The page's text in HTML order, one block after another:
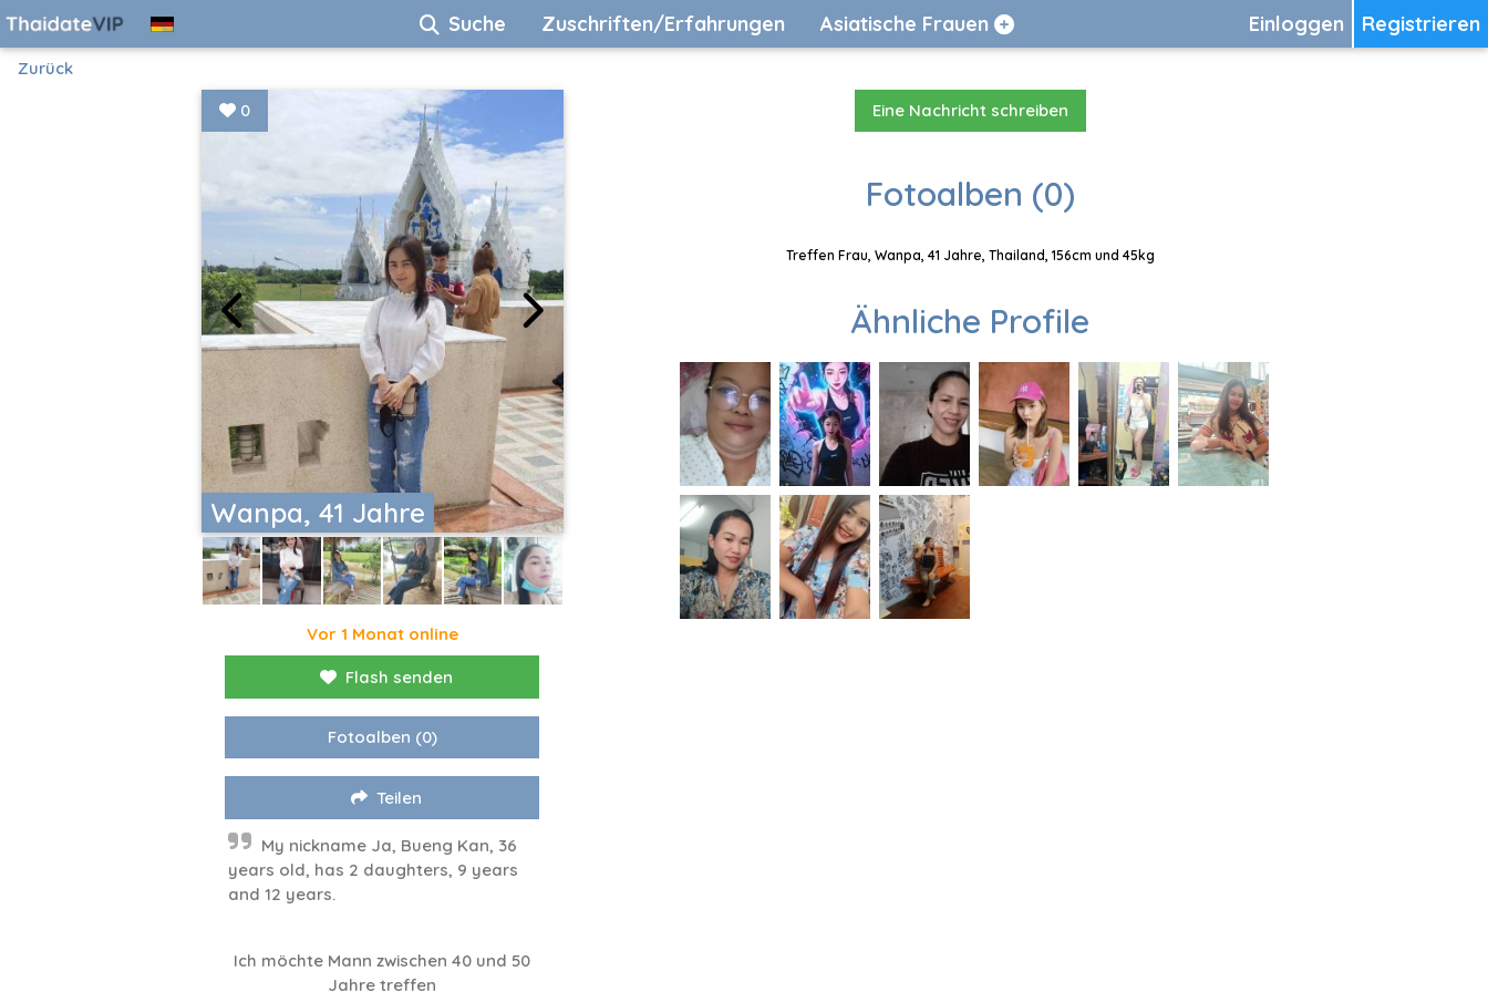
Registrieren
Einloggen
Suche Zuschriften/Erfahrungen Asiatische Frauen
Zurück
Wanpa, 41 Jahre
0
Vor 1 Monat online
Flash senden
Fotoalben (0)
Teilen
My nickname Ja, Bueng Kan, 36
years old, has 2 daughters, 9 years
and 12 years.
Ich möchte Mann zwischen 40 und 50
Jahre treffen
Eine Nachricht schreiben
Fotoalben (0)
Treffen Frau, Wanpa, 41 Jahre, Thailand, 156cm und 45kg
Ähnliche Profile